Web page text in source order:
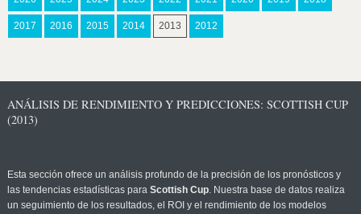
2017 2016 2015 2014 2013 2012
ANÁLISIS DE RENDIMIENTO Y PREDICCIONES: SCOTTISH CUP
(2013)
Esta sección ofrece un análisis profundo de la precisión de los pronósticos y
las tendencias estadísticas para Scottish Cup. Nuestra base de datos realiza
un seguimiento de los resultados, el ROI y el rendimiento de los modelos